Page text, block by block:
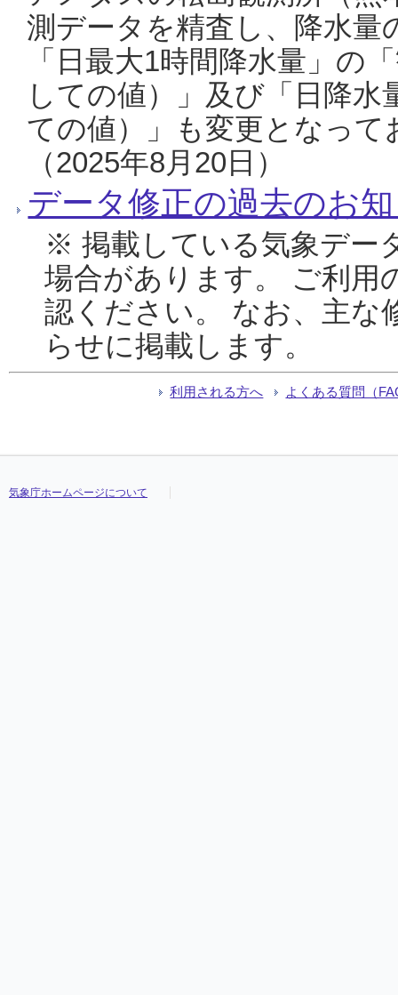
測データを精査し、降水
「日最大1時間降水量」の
しての値）」及び「日降
ての値）」も変更となっ
（2025年8月20日）
データ修正の過去のお
※ 掲載している気象デー
場合があります。 ご利用
認ください。 なお、主な
らせに掲載します。
利用される方へ よくある質問（
気象庁ホームページについて